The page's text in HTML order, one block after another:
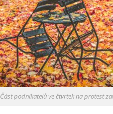
Část podnikatelů ve čtvrtek na protest